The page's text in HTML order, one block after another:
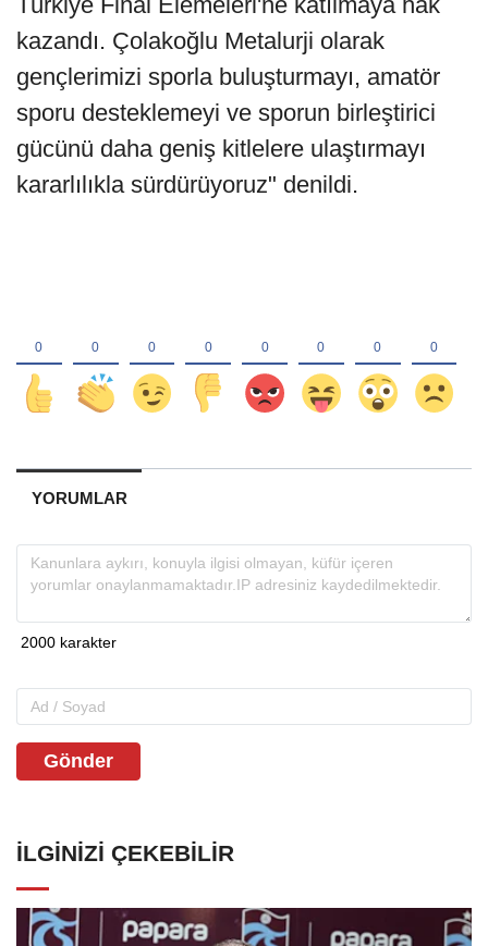
kazandı. Çolakoğlu Metalurji olarak
gençlerimizi sporla buluşturmayı, amatör
sporu desteklemeyi ve sporun birleştirici
gücünü daha geniş kitlelere ulaştırmayı
kararlılıkla sürdürüyoruz" denildi.
YORUMLAR
Gönder
İLGINIZI ÇEKEBILIR